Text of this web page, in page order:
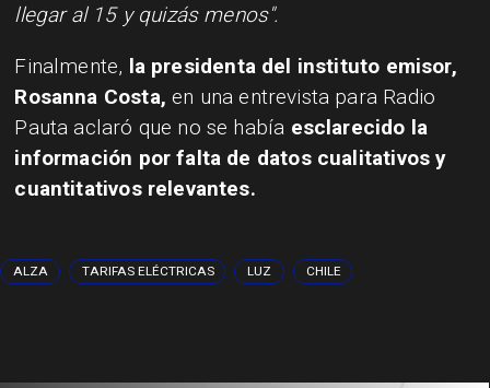
llegar al 15 y quizás menos".
Finalmente, la presidenta del instituto emisor,
Rosanna Costa, en una entrevista para Radio
Pauta aclaró que no se había esclarecido la
información por falta de datos cualitativos y
cuantitativos relevantes.
ALZA TARIFAS ELÉCTRICAS LUZ CHILE